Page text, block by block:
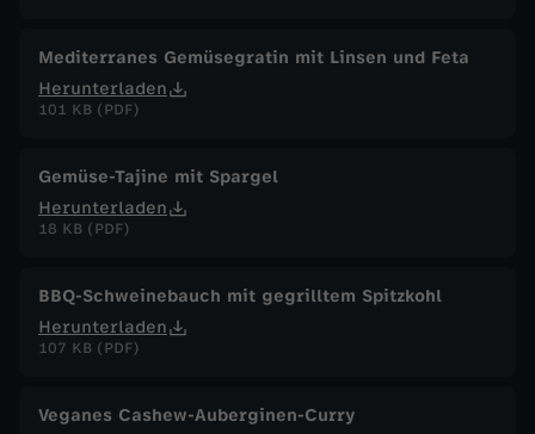
Mediterranes Gemüsegratin mit Linsen und Feta
Herunterladen
101 KB (PDF)
Gemüse-Tajine mit Spargel
Herunterladen
18 KB (PDF)
BBQ-Schweinebauch mit gegrilltem Spitzkohl
Herunterladen
107 KB (PDF)
Veganes Cashew-Auberginen-Curry